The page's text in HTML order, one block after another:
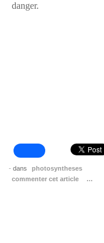
danger.
- dans
photosyntheses
commenter cet article
…